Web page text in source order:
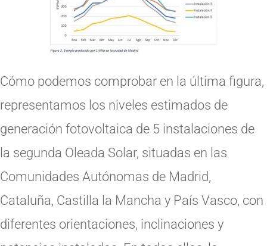
Cómo podemos comprobar en la última figura,
representamos los niveles estimados de
generación fotovoltaica de 5 instalaciones de
la segunda Oleada Solar, situadas en las
Comunidades Autónomas de Madrid,
Cataluña, Castilla la Mancha y País Vasco, con
diferentes orientaciones, inclinaciones y